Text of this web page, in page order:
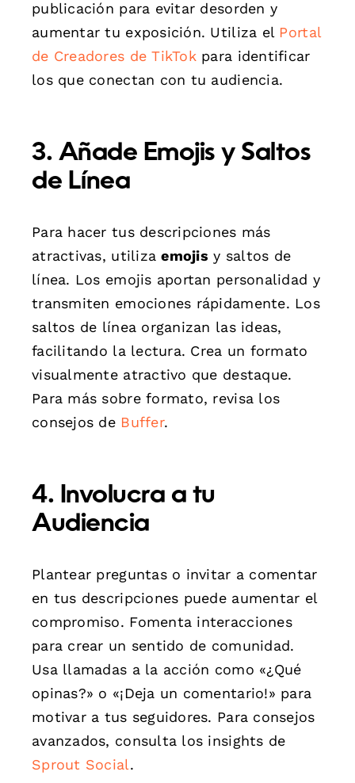
publicación para evitar desorden y
aumentar tu exposición. Utiliza el Portal
de Creadores de TikTokpara identificar
los que conectan con tu audiencia.
3. Añade Emojis y Saltos
de Línea
Para hacer tus descripciones más
atractivas, utilizaemojis y saltos de
línea. Los emojis aportan personalidad y
transmiten emociones rápidamente. Los
saltos de línea organizan las ideas,
facilitando la lectura. Crea un formato
visualmente atractivo que destaque.
Para más sobre formato, revisa los
consejos de Buffer.
4. Involucra a tu
Audiencia
Plantear preguntas o invitar a comentar
en tus descripciones puede aumentar el
compromiso. Fomenta interacciones
para crear un sentido de comunidad.
Usa llamadas a la acción como «¿Qué
opinas?» o «¡Deja un comentario!» para
motivar a tus seguidores. Para consejos
avanzados, consulta los insights de
Sprout Social.